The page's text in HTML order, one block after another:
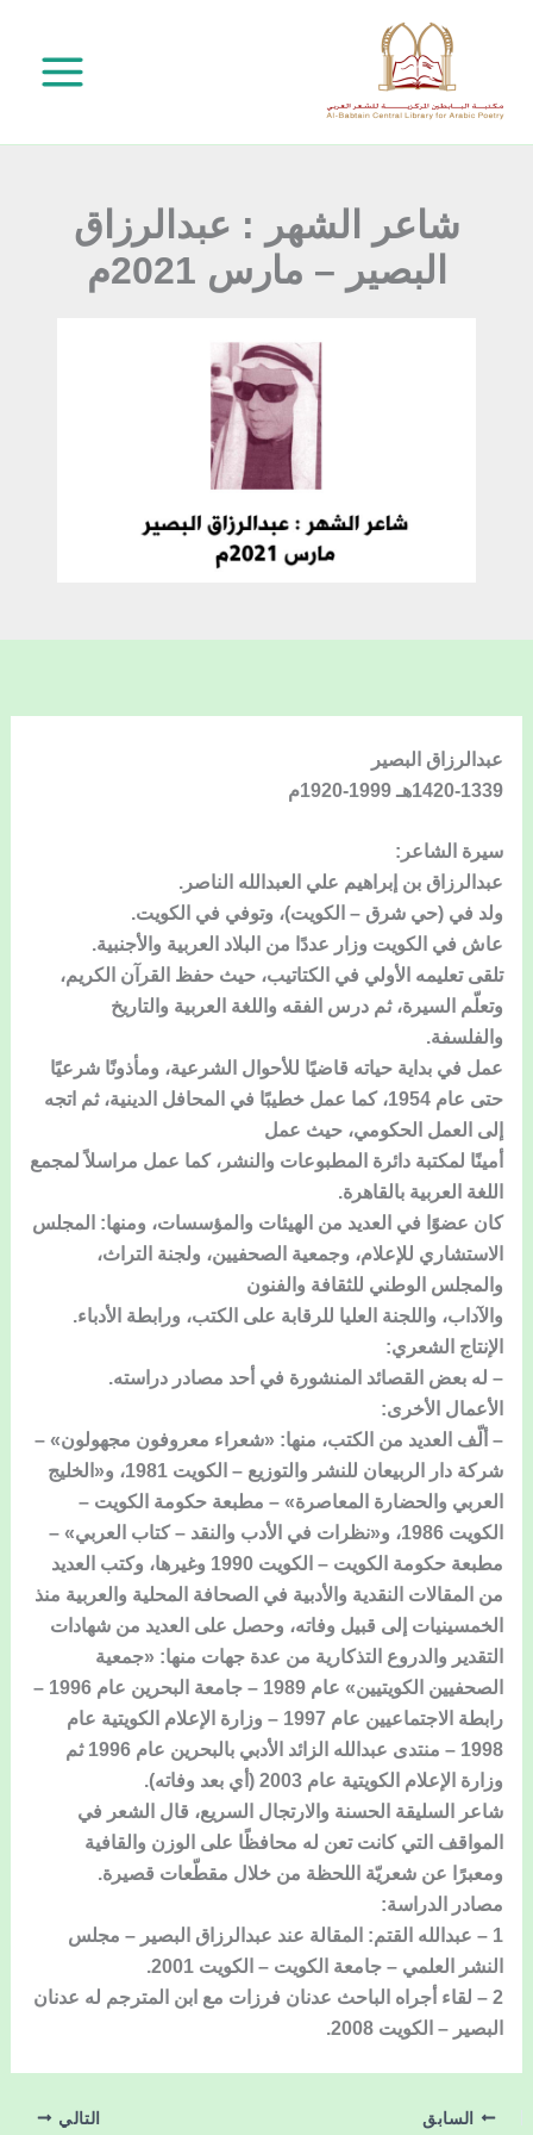
شاعر الشهر : عبدالرزاق
البصير – مارس 2021م
عبدالرزاق البصير
1420-1339هـ 1999-1920م
سيرة الشاعر:
عبدالرزاق بن إبراهيم علي العبدالله الناصر.
ولد في (حي شرق – الكويت)، وتوفي في الكويت.
عاش في الكويت وزار عددًا من البلاد العربية والأجنبية.
تلقى تعليمه الأولي في الكتاتيب، حيث حفظ القرآن الكريم،
وتعلّم السيرة، ثم درس الفقه واللغة العربية والتاريخ
والفلسفة.
عمل في بداية حياته قاضيًا للأحوال الشرعية، ومأذونًا شرعيًا
حتى عام 1954، كما عمل خطيبًا في المحافل الدينية، ثم اتجه
إلى العمل الحكومي، حيث عمل
أمينًا لمكتبة دائرة المطبوعات والنشر، كما عمل مراسلاً لمجمع
اللغة العربية بالقاهرة.
كان عضوًا في العديد من الهيئات والمؤسسات، ومنها: المجلس
الاستشاري للإعلام، وجمعية الصحفيين، ولجنة التراث،
والمجلس الوطني للثقافة والفنون
والآداب، واللجنة العليا للرقابة على الكتب، ورابطة الأدباء.
الإنتاج الشعري:
– له بعض القصائد المنشورة في أحد مصادر دراسته.
الأعمال الأخرى:
– ألّف العديد من الكتب، منها: «شعراء معروفون مجهولون» –
شركة دار الربيعان للنشر والتوزيع – الكويت 1981، و«الخليج
العربي والحضارة المعاصرة» – مطبعة حكومة الكويت –
الكويت 1986، و«نظرات في الأدب والنقد – كتاب العربي» –
مطبعة حكومة الكويت – الكويت 1990 وغيرها، وكتب العديد
من المقالات النقدية والأدبية في الصحافة المحلية والعربية منذ
الخمسينيات إلى قبيل وفاته، وحصل على العديد من شهادات
التقدير والدروع التذكارية من عدة جهات منها: «جمعية
الصحفيين الكويتيين» عام 1989 – جامعة البحرين عام 1996 –
رابطة الاجتماعيين عام 1997 – وزارة الإعلام الكويتية عام
1998 – منتدى عبدالله الزائد الأدبي بالبحرين عام 1996 ثم
وزارة الإعلام الكويتية عام 2003 (أي بعد وفاته).
شاعر السليقة الحسنة والارتجال السريع، قال الشعر في
المواقف التي كانت تعن له محافظًا على الوزن والقافية
ومعبرًا عن شعريّة اللحظة من خلال مقطّعات قصيرة.
مصادر الدراسة:
1 – عبدالله القتم: المقالة عند عبدالرزاق البصير – مجلس
النشر العلمي – جامعة الكويت – الكويت 2001.
2 – لقاء أجراه الباحث عدنان فرزات مع ابن المترجم له عدنان
البصير – الكويت 2008.
السابق التالي